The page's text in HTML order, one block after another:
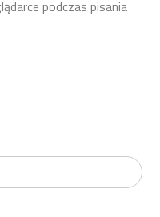
podczas pisania